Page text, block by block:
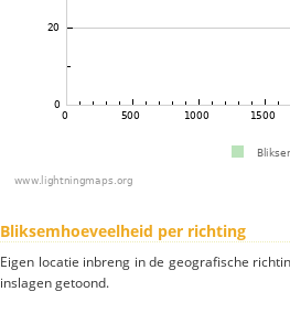
Bliksemhoeveelheid per richting
Eigen locatie inbreng in de geografische
inslagen getoond.